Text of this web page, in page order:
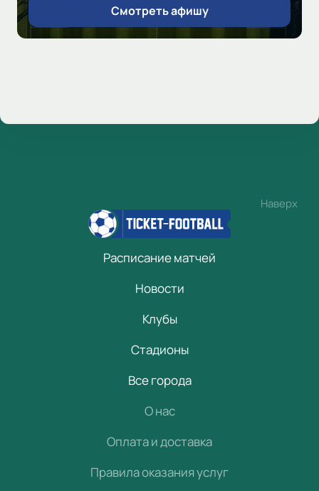
Смотреть афишу
Наверх
Расписание матчей
Новости
Клубы
Стадионы
Все города
О нас
Оплата и доставка
Правила оказания услуг